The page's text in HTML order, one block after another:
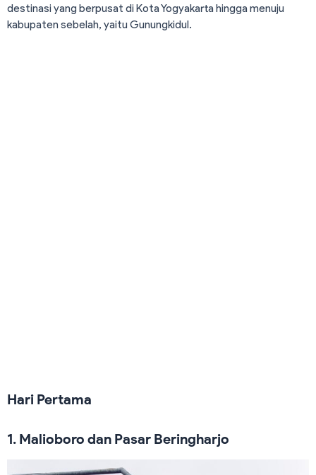
destinasi yang berpusat di Kota Yogyakarta hingga menuju
kabupaten sebelah, yaitu Gunungkidul.
Hari Pertama
1. Malioboro dan Pasar Beringharjo